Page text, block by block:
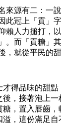
來源有二：一
此冠上「貢」
賴人力搥打，
。而「貢糖」
，就從平民的
才得品味的甜點
後，接著泡上一
糖，置入唇齒，
溢，這份滿足自